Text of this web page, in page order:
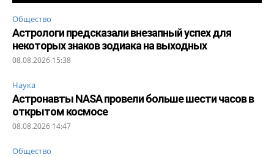
Общество
Астрологи предсказали внезапный успех для
некоторых знаков зодиака на выходных
08.08.2026 15:38
Наука
Астронавты NASA провели больше шести часов в
открытом космосе
08.08.2026 14:47
Общество